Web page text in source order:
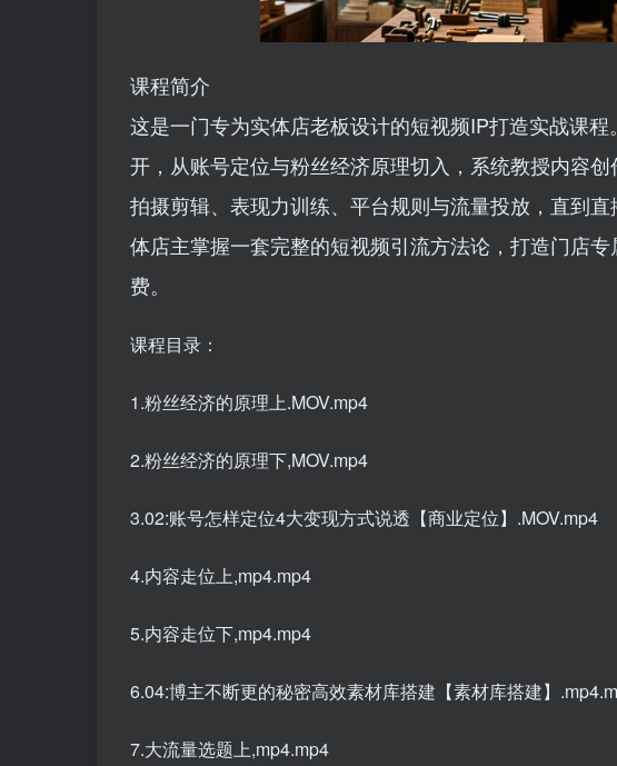
课程简介
这是一门专为实体店老板设计的短视频IP打造实战课
开，从账号定位与粉丝经济原理切入，系统教授内容创
拍摄剪辑、表现力训练、平台规则与流量投放，直到
体店主掌握一套完整的短视频引流方法论，打造门店
费。
课程目录：
1.粉丝经济的原理上.MOV.mp4
2.粉丝经济的原理下,MOV.mp4
3.02:账号怎样定位4大变现方式说透【商业定位】.MOV.mp4
4.内容走位上,mp4.mp4
5.内容走位下,mp4.mp4
6.04:博主不断更的秘密高效素材库搭建【素材库搭建】
7.大流量选题上,mp4.mp4